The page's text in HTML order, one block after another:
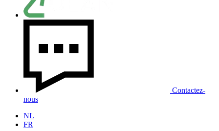
Contactez-
nous
NL
FR